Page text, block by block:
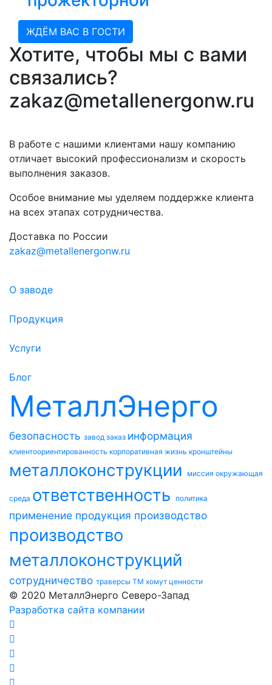
ЖДЁМ ВАС В ГОСТИ
Хотите, чтобы мы с вами
связались?
zakaz@metallenergonw.ru
В работе с нашими клиентами нашу компанию
отличает высокий профессионализм и скорость
выполнения заказов.
Особое внимание мы уделяем поддержке клиента
на всех этапах сотрудничества.
Доставка по России
zakaz@metallenergonw.ru
О заводе
Продукция
Услуги
Блог
МеталлЭнерго
безопасность завод заказ информация
клиентоориентированность корпоративная жизнь кронштейны
металлоконструкции миссия окружающая
среда ответственность политика
применение продукция производство
производство
металлоконструкций
сотрудничество траверсы ТМ хомут ценности
© 2020 МеталлЭнерго Северо-Запад
Разработка сайта компании